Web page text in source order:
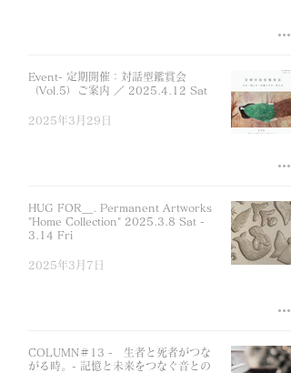
Event- 定期開催：対話型鑑賞会
（Vol.5）ご案内 ／ 2025.4.12 Sat
2025年3月29日
HUG FOR＿. Permanent Artworks
"Home Collection" 2025.3.8 Sat -
3.14 Fri
2025年3月7日
COLUMN＃13 - 生者と死者がつな
がる時。- 記憶と未来をつなぐ音との